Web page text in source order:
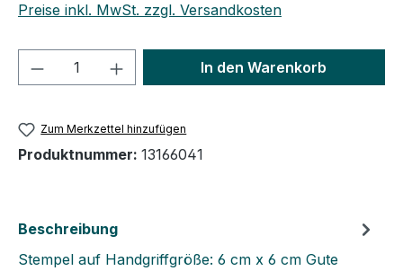
Preise inkl. MwSt. zzgl. Versandkosten
Produkt Anzahl: Gib denIn den Warenkorb
Zum Merkzettel hinzufügen
Produktnummer: 13166041
Beschreibung
Stempel auf Handgriffgröße: 6 cm x 6 cm Gute